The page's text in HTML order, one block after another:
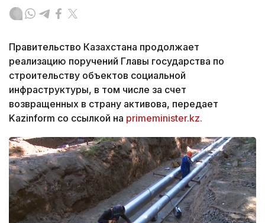
Правительство Казахстана продолжает
реализацию поручений Главы государства по
строительству объектов социальной
инфраструктуры, в том числе за счет
возвращенных в страну активова, передает
Kazinform со ссылкой на primeminister.kz.